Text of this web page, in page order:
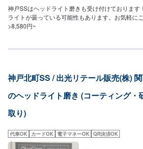
神戸SSはヘッドライト磨きも受け付けております
ライトが曇っている可能性もあります。お気軽に
>8,580円~
神戸北町SS / 出光リテール販売(株)
のヘッドライト磨き (コーティング・
取り)
代車OK カードOK 電子マネーOK QR決済OK